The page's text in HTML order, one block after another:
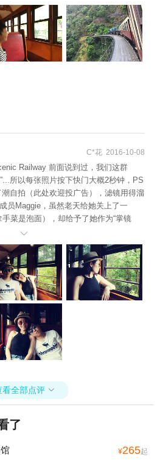
C*花 2016-10-08
Railway 前面说到过，我们这群
所以每张照片按下快门大概2秒钟，PS
自拍（此处欢迎投广告），滤镜用得溜
员Maggie，虽然老天给她关上了一
手菜是泡面），却给予了她作为“掌镜
运...唱！

看全部点评 
了
¥265起